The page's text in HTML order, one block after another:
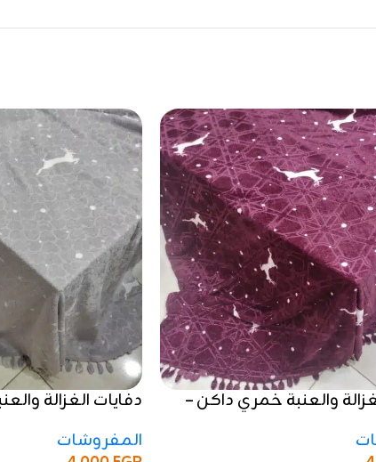
والعنبة خمري داكن –
دفايات الغزالة
المفروشات